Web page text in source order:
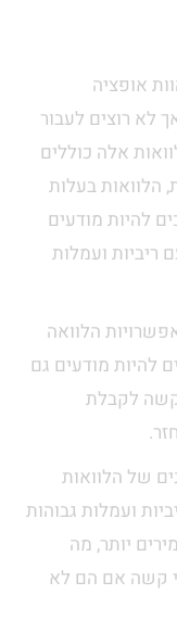
אופציה
לא רוצים לעבור
אלה כוללים
הלוואות בעלות
להיות מודעים
ריביות ועמלות
הלוואה
להיות מודעים גם
לקבלת
של הלוואות
ועמלות גבוהות
יותר, מה
קשה אם הם לא